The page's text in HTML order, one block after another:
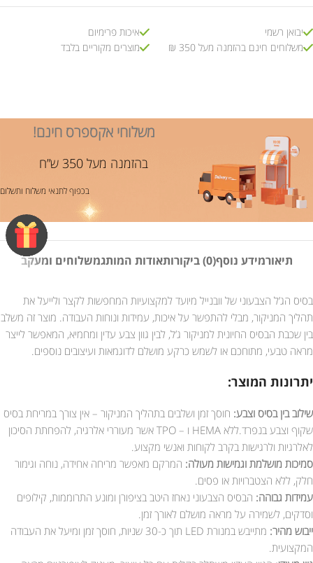
יבואן רשמי
משלוחים חינם בהזמנה מעל 350 ₪
איכות פרימיום
מוצרים מקוריים בלבד
משלוחי אקספרס חינם!
בהזמנה מעל 350 ש”ח
בכפוף לתנאי משלוח ותשלום
תיאורמידע נוסף(0) ביקורות אודות המותגמשלוחים ומעקב
בסיס הג’ל הצבעוני של וובנייל מיועד למקצועיות המחפשות לקצר ולייעל את
תהליך המניקור, מבלי להתפשר על איכות, עמידות ונוחות העבודה. מוצר זה משלב
בין שכבת הבסיס החיונית למניקור ג’ל, לבין גוון צבע עדין ומחמיא, המאפשר לייצר
מראה טבעי, מתוחכם או לשמש כרקע מושלם לדוגמאות ועיצובים נוספים.
יתרונות המוצר:
שילוב בין בסיס וצבע: חוסך זמן ושלבים בתהליך המניקור – אין צורך במריחת בסיס
שקוף וצבע בנפרד.ללא HEMA ו – TPO אשר מעוררי אלרגיה, להפחתת הסיכון
לאלרגיות ולרגישות בקרב לקוחות ואנשי מקצוע.
סמיכות מושלמת וגמישות מעולה: המרקם מאפשר מריחה אחידה, נוחה וגימור
חלק, ללא הצטברויות או פסים.
עמידות גבוהה: הבסיס הצבעוני נאחז היטב בציפורן ומונע התרוממות, קילופים
וסדקים, לשמירה על מראה מושלם לאורך זמן.
ייבוש מהיר:
מתייבש במנורת LED תוך כ-30 שניות, חוסך זמן ומיעל את העבודה
המקצועית.